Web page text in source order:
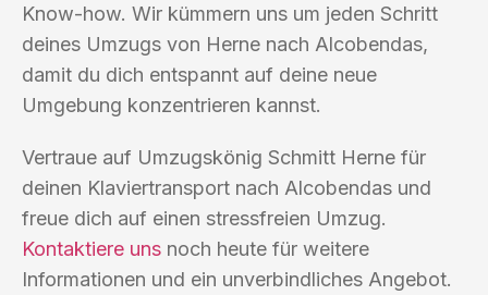
Know-how. Wir kümmern uns um jeden Schritt
deines Umzugs von Herne nach Alcobendas,
damit du dich entspannt auf deine neue
Umgebung konzentrieren kannst.
Vertraue auf Umzugskönig Schmitt Herne für
deinen Klaviertransport nach Alcobendas und
freue dich auf einen stressfreien Umzug.
Kontaktiere uns noch heute für weitere
Informationen und ein unverbindliches Angebot.